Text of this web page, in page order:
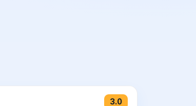
3.0